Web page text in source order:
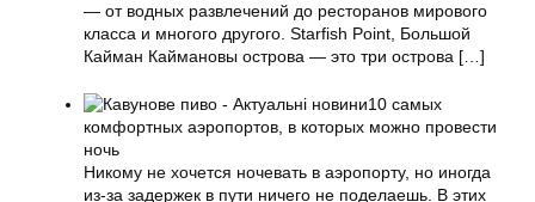
— от водных развлечений до ресторанов мирового
класса и многого другого. Starfish Point, Большой
Кайман Каймановы острова — это три острова […]
10 самых
комфортных аэропортов, в которых можно провести
ночь
Никому не хочется ночевать в аэропорту, но иногда
из-за задержек в пути ничего не поделаешь. В этих